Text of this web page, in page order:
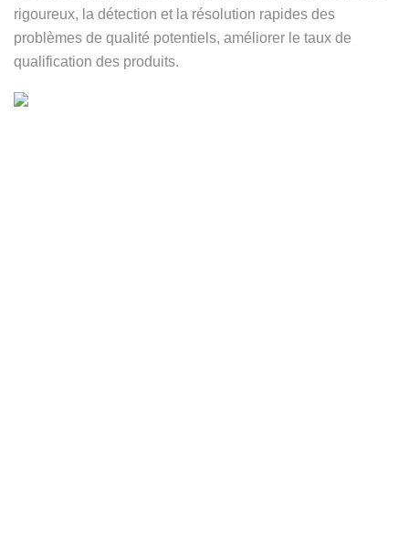
rigoureux, la détection et la résolution rapides des
problèmes de qualité potentiels, améliorer le taux de
qualification des produits.